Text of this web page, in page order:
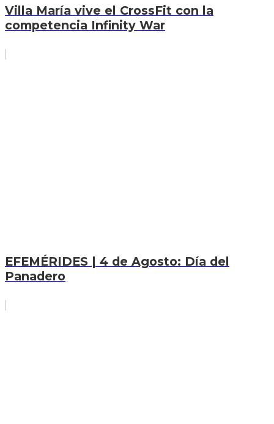
Villa María vive el CrossFit con la
competencia Infinity War
EFEMÉRIDES | 4 de Agosto: Día del
Panadero